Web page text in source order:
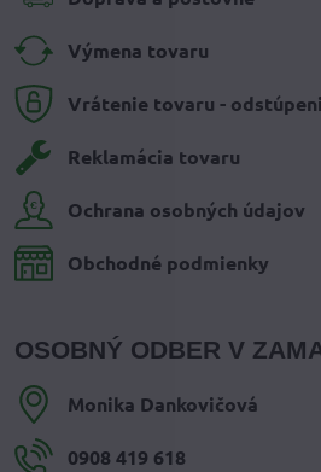
Výmena tovaru
Vrátenie tovaru -
Reklamácia tovaru
Ochrana osobných údajov
Obchodné podmienky
OSOBNÝ ODBER V
Monika Dankovičová
0908 419 618